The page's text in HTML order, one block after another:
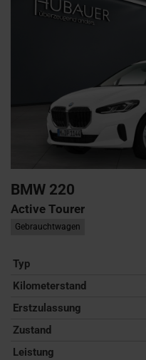
BMW 220
Active Tourer
Gebrauchtwagen
Typ
Kilometerstand
Erstzulassung
Zustand
Leistung